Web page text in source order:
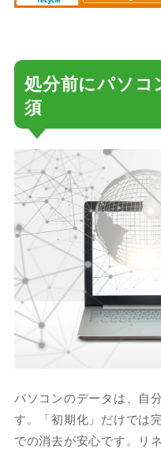
処分前にパソコ
須
パソコンのデータは、自
す。「初期化」だけでは
での消去が安心です。リ